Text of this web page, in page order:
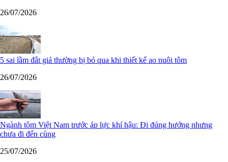
26/07/2026
5 sai lầm đắt giá thường bị bỏ qua khi thiết kế ao nuôi tôm
26/07/2026
Ngành tôm Việt Nam trước áp lực khí hậu: Đi đúng hướng nhưng
chưa đi đến cùng
25/07/2026